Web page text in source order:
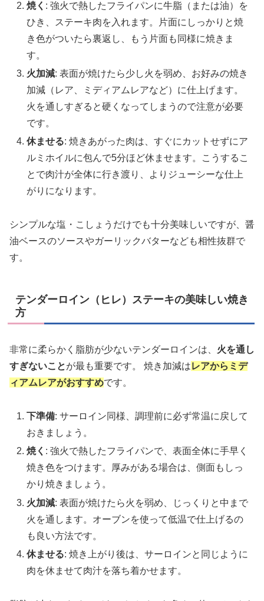
焼く : 強火で熱したフライパンに牛脂（または油）を
ひき、ステーキ肉を入れます。片面にしっかりと焼
き色がついたら裏返し、もう片面も同様に焼きま
す。
火加減: 表面が焼けたら少し火を弱め、お好みの焼き
加減（レア、ミディアムレアなど）に仕上げます。
火を通しすぎると硬くなってしまうので注意が必要
です。
休ませる: 焼きあがった肉は、すぐにカットせずにア
ルミホイルに包んで5分ほど休ませます。こうするこ
とで肉汁が全体に行き渡り、よりジューシーな仕上
がりになります。
シンプルな塩・こしょうだけでも十分美味しいですが、醤
油ベースのソースやガーリックバターなども相性抜群で
す。
テンダーロイン（ヒレ）ステーキの美味しい焼き
方
非常に柔らかく脂肪が少ないテンダーロインは、 火を通し
すぎないことが最も重要です。 焼き加減はレアからミデ
ィアムレアがおすすめです。
下準備: サーロイン同様、調理前に必ず常温に戻して
おきましょう。
焼く : 強火で熱したフライパンで、表面全体に手早く
焼き色をつけます。厚みがある場合は、側面もしっ
かり焼きましょう。
火加減: 表面が焼けたら火を弱め、じっくりと中まで
火を通します。オーブンを使って低温で仕上げるの
も良い方法です。
休ませる: 焼き上がり後は、サーロインと同じように
肉を休ませて肉汁を落ち着かせます。